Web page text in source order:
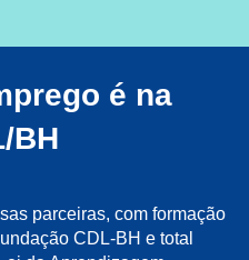
é na
BH
parceiras, com formação
CDL-BH e total